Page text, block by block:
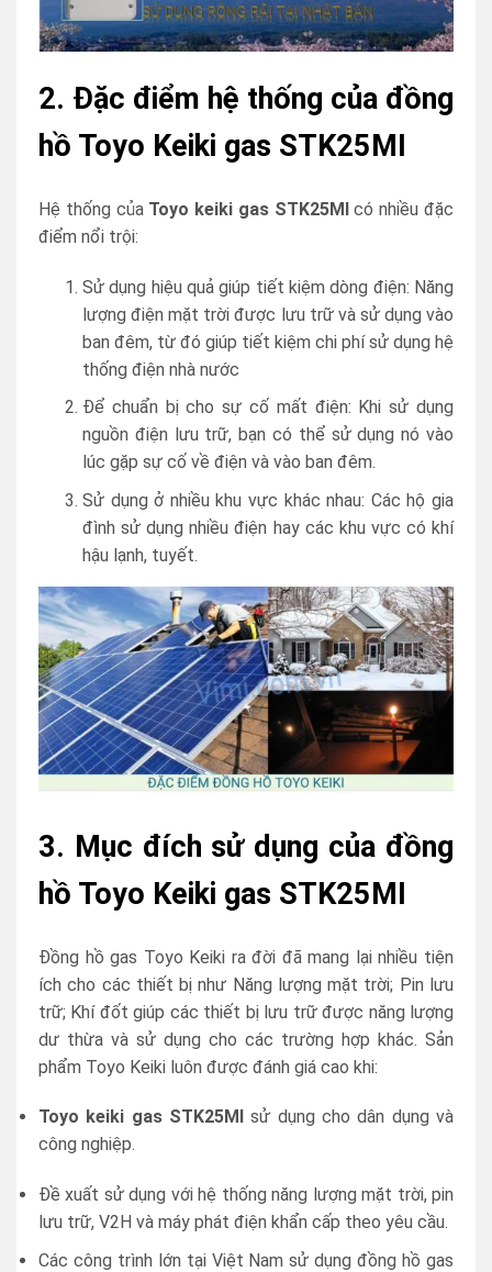
2. Đặc điểm hệ thống của đồng
hồ Toyo Keiki gas STK25MI
Hệ thống của Toyo keiki gas STK25MIcó nhiều đặc
điểm nổi trội:
Sử dụng hiệu quả giúp tiết kiệm dòng điện: Năng
lượng điện mặt trời được lưu trữ và sử dụng vào
ban đêm, từ đó giúp tiết kiệm chi phí sử dụng hệ
thống điện nhà nước
Để chuẩn bị cho sự cố mất điện: Khi sử dụng
nguồn điện lưu trữ, bạn có thể sử dụng nó vào
lúc gặp sự cố về điện và vào ban đêm.
Sử dụng ở nhiều khu vực khác nhau: Các hộ gia
đình sử dụng nhiều điện hay các khu vực có khí
hậu lạnh, tuyết.
3. Mục đích sử dụng của đồng
hồ Toyo Keiki gas STK25MI
Đồng hồ gas Toyo Keiki ra đời đã mang lại nhiều tiện
ích cho các thiết bị như Năng lượng mặt trời; Pin lưu
trữ; Khí đốt giúp các thiết bị lưu trữ được năng lượng
dư thừa và sử dụng cho các trường hợp khác. Sản
phẩm Toyo Keiki luôn được đánh giá cao khi:
Toyo keiki gas STK25MIsử dụng cho dân dụng và
công nghiệp.
Đề xuất sử dụng với hệ thống năng lượng mặt trời, pin
lưu trữ, V2H và máy phát điện khẩn cấp theo yêu cầu.
Các công trình lớn tại Việt Nam sử dụng đồng hồ gas